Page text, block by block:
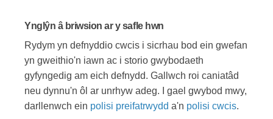
Ynglŷn â briwsion ar y safle hwn
Rydym yn defnyddio cwcis i sicrhau bod ein gwefan
yn gweithio'n iawn ac i storio gwybodaeth
gyfyngedig am eich defnydd. Gallwch roi caniatâd
neu dynnu'n ôl ar unrhyw adeg. I gael gwybod mwy,
darllenwch ein polisi preifatrwydd a'n polisi cwcis.